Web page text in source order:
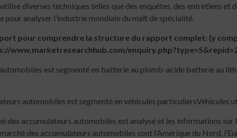
diverses techniques telles que des enquêtes, des entretiens
pour analyser l’industrie mondiale du malt de spécialité.
pour comprendre la structure du rapport complet: (y
www.marketresearchhub.com/
est segmenté en batterie au plomb-acide batterie au
automobiles est segmenté en véhicules particuliersVéhicules
des accumulateurs automobiles est analysé et les informations
des accumulateurs automobiles sont l’Amérique du Nord,